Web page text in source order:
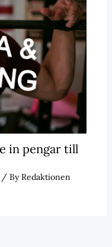
in pengar till
ByRedaktionen